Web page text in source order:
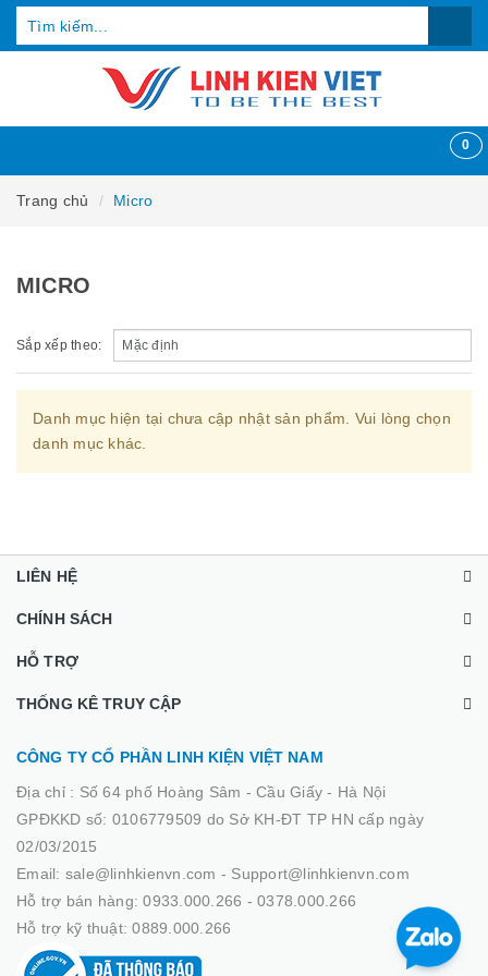
0
Trang chủ Micro
MICRO
Sắp xếp theo:
Danh mục hiện tại chưa cập nhật sản phẩm. Vui lòng chọn
danh mục khác.
LIÊN HỆ
CHÍNH SÁCH
HỖ TRỢ
THỐNG KÊ TRUY CẬP
CÔNG TY CỔ PHẦN LINH KIỆN VIỆT NAM
Địa chỉ : Số 64 phố Hoàng Sâm - Cầu Giấy - Hà Nội
GPĐKKD số: 0106779509 do Sở KH-ĐT TP HN cấp ngày
02/03/2015
Email: sale@linhkienvn.com - Support@linhkienvn.com
Hỗ trợ bán hàng: 0933.000.266 - 0378.000.266
Hỗ trợ kỹ thuật: 0889.000.266